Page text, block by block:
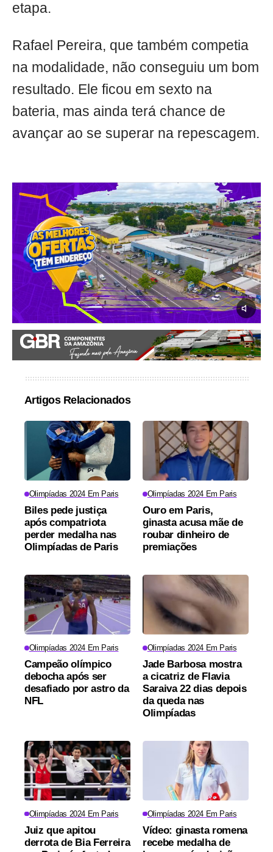
etapa.
Rafael Pereira, que também competia
na modalidade, não conseguiu um bom
resultado. Ele ficou em sexto na
bateria, mas ainda terá chance de
avançar ao se superar na repescagem.
Artigos Relacionados
Olimpíadas 2024 Em Paris
Biles pede justiça
após compatriota
perder medalha nas
Olimpíadas de Paris
Olimpíadas 2024 Em Paris
Ouro em Paris,
ginasta acusa mãe de
roubar dinheiro de
premiações
Olimpíadas 2024 Em Paris
Campeão olímpico
debocha após ser
desafiado por astro da
NFL
Olimpíadas 2024 Em Paris
Jade Barbosa mostra
a cicatriz de Flavia
Saraiva 22 dias depois
da queda nas
Olimpíadas
Olimpíadas 2024 Em Paris
Juiz que apitou
derrota de Bia Ferreira
Olimpíadas 2024 Em Paris
Vídeo: ginasta romena
recebe medalha de